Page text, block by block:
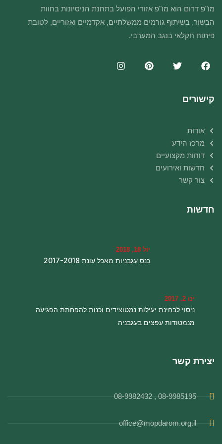
מו"פ דרום הוא מו"פ אזורי הפועל בתחנת הניסיונות בחוות
הבשור, בשיתוף גורמים ממשלתיים, אקדמיים ואזוריים, לטובת
פיתוח חקלאי בנגב המערבי.
קישורים
אודות
מרכז הידע
דוחות מקצועיים
חדשות ואירועים
צור קשר
חדשות
יול 18, 2018
כנס עגבניות מאכל עונת 2017-2018
ינו 2, 2017
ניסוי לבחינת יעילות נמטוצידים וכנות להפחתת הפגיעה
מנמטודות עפצים בעגבניה
יצירת קשר
08-9985195 , 08-9982432
office@mopdarom.org.il